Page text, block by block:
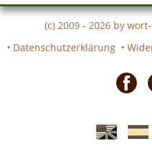
(c) 2009 - 2026 by
• Datenschutzerklärung •